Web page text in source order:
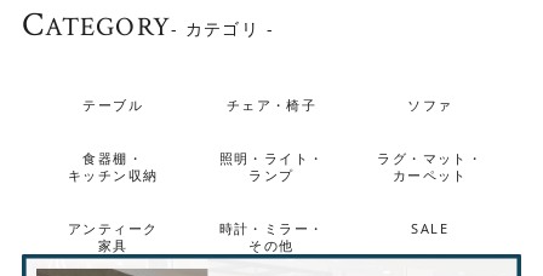
CATEGORY- カテゴリ -
テーブル チェア・椅子 ソファ
食器棚・
キッチン収納
照明・ライト・
ランプ
ラグ・マット・
カーペット
アンティーク
家具
時計・ミラー・
その他
SALE